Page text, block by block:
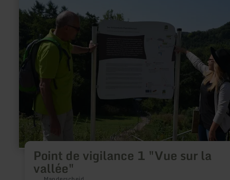
Point de vigilance 1 "Vue sur la
vallée"
sur
vigilance
"Vue
sur
vallée"